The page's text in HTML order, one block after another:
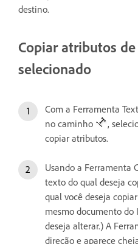
destino.
Copiar atributos
selecionado
Com a Ferramenta
no caminho
,
copiar atributos.
Usando a Ferramenta
texto do qual deseja
qual você deseja
mesmo documento
deseja alterar.) A
direção e aparece